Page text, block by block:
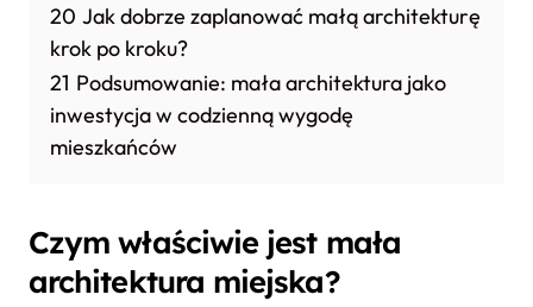
20 Jak dobrze zaplanować małą architekturę
krok po kroku?
21 Podsumowanie: mała architektura jako
inwestycja w codzienną wygodę
mieszkańców
Czym właściwie jest mała
architektura miejska?